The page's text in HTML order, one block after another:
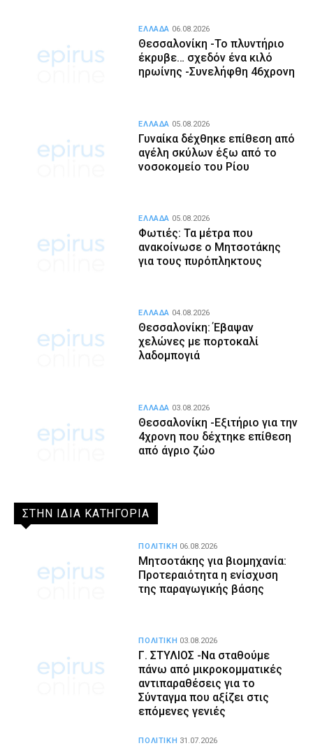
Θεσσαλονίκη -Το πλυντήριο
έκρυβε… σχεδόν ένα κιλό
ηρωίνης -Συνελήφθη 46χρονη
ΕΛΛΑΔΑ 06.08.2026
Γυναίκα δέχθηκε επίθεση από
αγέλη σκύλων έξω από το
νοσοκομείο του Ρίου
ΕΛΛΑΔΑ 05.08.2026
Φωτιές: Τα μέτρα που
ανακοίνωσε ο Μητσοτάκης
για τους πυρόπληκτους
ΕΛΛΑΔΑ 05.08.2026
Θεσσαλονίκη: Έβαψαν
χελώνες με πορτοκαλί
λαδομπογιά
ΕΛΛΑΔΑ 04.08.2026
Θεσσαλονίκη -Εξιτήριο για την
4χρονη που δέχτηκε επίθεση
από άγριο ζώο
ΕΛΛΑΔΑ 03.08.2026
ΣΤΗΝ ΙΔΙΑ ΚΑΤΗΓΟΡΙΑ
Μητσοτάκης για βιομηχανία:
Προτεραιότητα η ενίσχυση
της παραγωγικής βάσης
ΠΟΛΙΤΙΚΗ 06.08.2026
Γ. ΣΤΥΛΙΟΣ -Να σταθούμε
πάνω από μικροκομματικές
αντιπαραθέσεις για το
Σύνταγμα που αξίζει στις
επόμενες γενιές
ΠΟΛΙΤΙΚΗ 03.08.2026
ΠΟΛΙΤΙΚΗ 31.07.2026